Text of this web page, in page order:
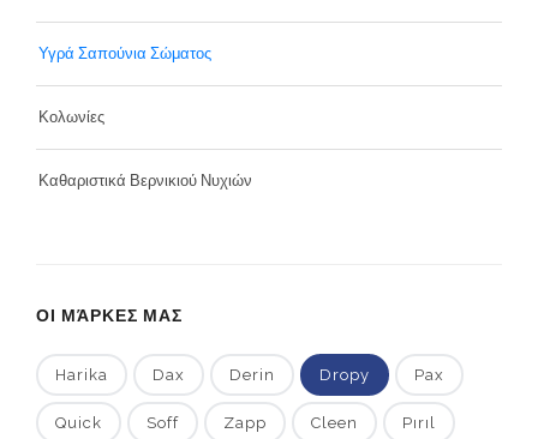
Υγρά Σαπούνια Σώματος
Κολωνίες
Καθαριστικά Βερνικιού Νυχιών
ΟΙ ΜΆΡΚΕΣ ΜΑΣ
Harika Dax Derin Dropy Pax
Quick Soff Zapp Cleen Pırıl